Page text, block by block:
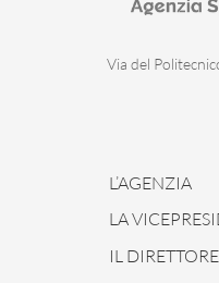
Via del
L’AGENZIA
LA
IL